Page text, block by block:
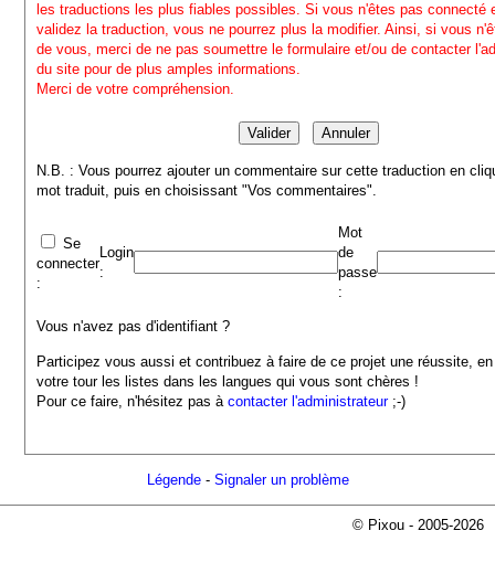
les traductions les plus fiables possibles. Si vous n'êtes pas connecté
validez la traduction, vous ne pourrez plus la modifier. Ainsi, si vous
de vous, merci de ne pas soumettre le formulaire et/ou de contacter
du site pour de plus amples informations.
Merci de votre compréhension.
N.B. : Vous pourrez ajouter un commentaire sur cette traduction en
mot traduit, puis en choisissant "Vos commentaires".
Se
connecter
:
Login
:
Mot
de
passe
:
Vous n'avez pas d'identifiant ?
Participez vous aussi et contribuez à faire de ce projet une réussite,
votre tour les listes dans les langues qui vous sont chères !
Pour ce faire, n'hésitez pas àcontacter l'administrateur;-)
Légende- Signaler un problème
© Pixou - 2005-2026